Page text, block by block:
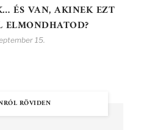
ÉS VAN, AKINEK EZT
ELMONDHATOD?
15.
RÖVIDEN